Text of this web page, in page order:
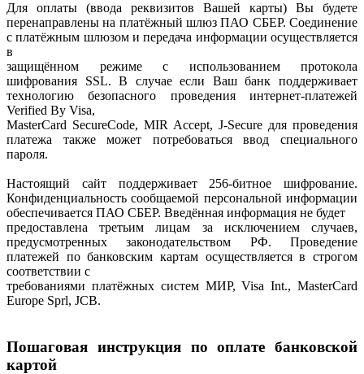
Для оплаты (ввода реквизитов Вашей карты) Вы будете
перенаправлены на платёжный шлюз ПАО СБЕР. Соединение
с платёжным шлюзом и передача информации осуществляется
в
защищённом режиме с использованием протокола
шифрования SSL. В случае если Ваш банк поддерживает
технологию безопасного проведения интернет-платежей
Verified By Visa,
MasterCard SecureCode, MIR Accept, J-Secure для проведения
платежа также может потребоваться ввод специального
пароля.
Настоящий сайт поддерживает 256-битное шифрование.
Конфиденциальность сообщаемой персональной информации
обеспечивается ПАО СБЕР. Введённая информация не будет
предоставлена третьим лицам за исключением случаев,
предусмотренных законодательством РФ. Проведение
платежей по банковским картам осуществляется в строгом
соответствии с
требованиями платёжных систем МИР, Visa Int., MasterCard
Europe Sprl, JCB.
Пошаговая инструкция по оплате банковской
картой